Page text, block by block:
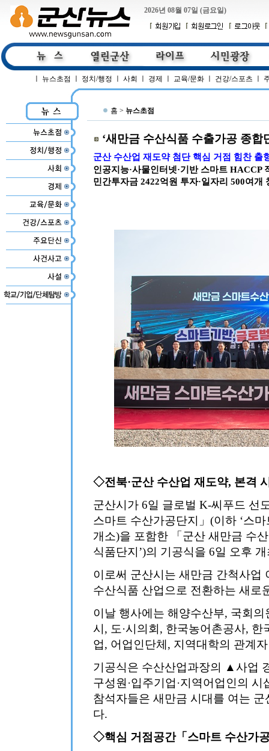
2026년 08월 07일 (금요일)
뉴스초점 정치/행정 사회 경제 교육/문화 건강/스포츠
홈 > 뉴스초점
‘새만금 수산식품 수출가공 종합
군산 수산업 재도약 첨단 핵심 거점 힘찬 출
인공지능·사물인터넷·기반 스마트 HACCP
민간투자금 2422억원 투자·일자리 500여개
◇전북·군산 수산업 재도약, 본격
군산시가 6일 글로벌 K-씨푸드 선
스마트 수산가공단지」(이하 ‘스
개소)을 포함한 「군산 새만금 수
식품단지’)의 기공식을 6일 오후
이로써 군산시는 새만금 간척사업
수산식품 산업으로 전환하는 새로
이날 행사에는 해양수산부, 국회
시, 도·시의회, 한국농어촌공사,
업, 어업인단체, 지역대학의 관계
기공식은 수산산업과장의 ▲사업
구성원·입주기업·지역어업인의
참석자들은 새만금 시대를 여는
다.
◇핵심 거점공간「스마트 수산가